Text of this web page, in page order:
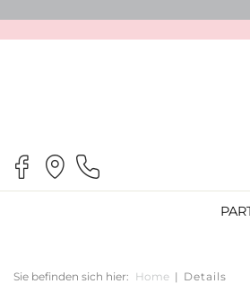
Sie befinden sich hier: Home | Details